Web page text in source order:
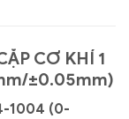
CƠ KHÍ 1
±0.05mm)
1004 (0-